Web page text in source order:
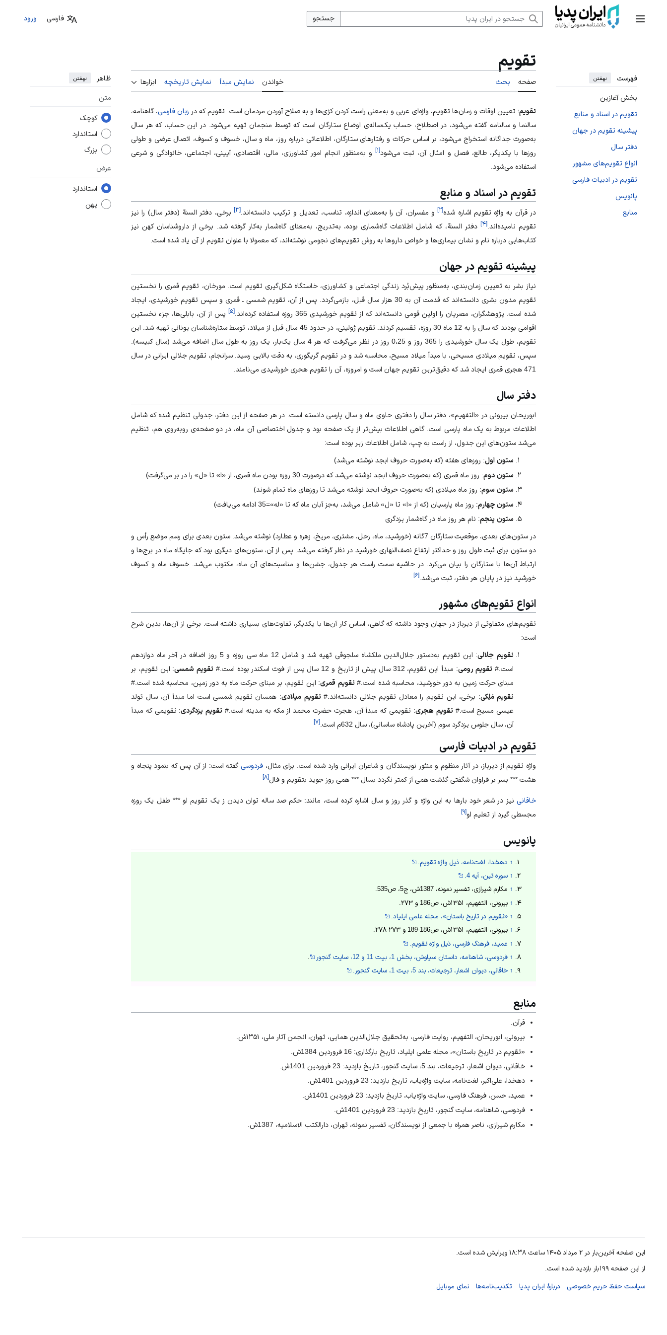
منوی اصلی
جستجو فارسی ورود
فهرست نهفتن
بخش آغازین
تقویم در اسناد و منابع
پیشینه تقویم در جهان
دفتر سال
انواع تقویم‌های مشهور
تقویم در ادبیات فارسی
پانویس
منابع
تقویم
صفحه بحث خواندن نمایش مبدأ نمایش تاریخچه ابزارها ظاهر نهفتن
متن
کوچک
استاندارد
بزرگ
عرض
استاندارد
پهن
تقویم؛ تعیین اوقات و زمان‌ها تقویم، واژه‌ای عربی و به‌معنی راست کردن کژی‌ها و به صلاح آوردن مردمان است. تقویم که در زبان فارسی، گاهنامه،
سالنما و سالنامه گفته می‌شود، در اصطلاح، حساب یک‌ساله‌ی اوضاع ستارگان است که توسط منجمان تهیه می‌شود. در این حساب، که هر سال
به‌صورت جداگانه استخراج می‌شود، بر اساس حرکات و رفتارهای ستارگان، اطلاعاتی درباره روز، ماه و سال، خسوف و کسوف، اتصال عرضی و طولی
روزها با یکدیگر، طالع، فصل و امثال آن، ثبت می‌شود[۱]و به‌منظور انجام امور کشاورزی، مالی، اقتصادی، آیینی، اجتماعی، خانوادگی و شرعی
استفاده می‌شود.
تقویم در اسناد و منابع
در قرآن به واژه تقویم اشاره شده[۲]و مفسران، آن را به‌معنای اندازه، تناسب، تعدیل و ترکیب دانسته‌اند.[۳]برخی، دفتر السنة (دفتر سال) را نیز
تقویم ناميده‌اند.[۴] دفتر السنة، که شامل اطلاعات گاه‌شماری بوده، به‌تدریج، به‌معنای گاه‌شمار به‌کار گرفته شد. برخی از داروشناسان کهن نیز
کتاب‌هایی درباره نام و نشان بیماری‌ها و خواص داروها به روش تقویم‌های نجومی نوشته‌اند، که معمولا با عنوان تقویم از آن یاد شده است.
پیشینه تقویم در جهان
نیاز بشر به تعیین زمان‌بندی، به‌منظور پیش‌بُرد زندگی اجتماعی و کشاورزی، خاستگاه شکل‌گیری تقویم است. مورخان، تقویم قمری را نخستین
تقویم مدون بشری دانسته‌اند که قدمت آن به 30 هزار سال قبل، بازمی‌گردد. پس از آن، تقویم شمسی ـ قمری و سپس تقویم خورشیدی، ایجاد
شده‌ است. پژوهشگران، مصریان را اولین قومی دانسته‌اند که از تقویم خورشیدی 365 روزه استفاده کرده‌اند.
[۵] پس از آن، بابلی‌ها، جزء نخستین
اقوامی بودند که سال را به 12 ماه 30 روزه، تقسیم کردند. تقویم ژولینی، در حدود 45 سال قبل از میلاد، توسط ستاره‌شناسان یونانی تهیه شد. این
تقویم، طول یک سال خورشیدی را 365 روز و 0،25 روز در نظر می‌گرفت که هر 4 سال یک‌بار، یک روز به طول سال اضافه می‌شد (سال کبیسه).
سپس، تقویم میلادی مسیحی، با مبدأ میلاد مسیح، محاسبه شد و در تقویم گریگوری، به دقت بالایی رسید. سرانجام، تقویم جلالی ایرانی در سال
471 هجری قمری ایجاد شد که دقیق‌ترین تقویم جهان است و امروزه، آن را تقویم هجری خورشیدی می‌نامند.
دفتر سال
ابوریحان بیرونی در «التفهیم»، دفتر سال را دفتری حاوی ماه و سال پارسی دانسته است. در هر صفحه از این دفتر، جدولی تنظیم شده که شامل
اطلاعات مربوط به یک ماه پارسی است. گاهی اطلاعات بیش‌تر از یک صفحه بود و جدول اختصاصی آن ماه، در دو صفحه‌ی روبه‌روی هم، تنظیم
می‌شد ستون‌های این جدول، از راست به چپ، شامل اطلاعات زیر بوده است:
ستون اول: روزهای هفته (که به‌صورت حروف ابجد نوشته می‌شد)
ستون دوم: روز ماه قمری (که به‌صورت حروف ابجد نوشته می‌شد که درصورت 30 روزه بودن ماه قمری، از «ا» تا «ل» را در بر می‌گرفت)
ستون سوم: روز ماه میلادی (که به‌صورت حروف ابجد نوشته می‌شد تا روزهای ماه تمام شوند)
ستون چهارم: روز ماه پارسیان (که از «ا» تا «ل» شامل می‌شد، به‌جز آبان ماه که تا «له»=35 ادامه می‌یافت)
ستون پنجم: نام هر روز ماه در گاه‌شمار یزدگری
در ستون‌های بعدی، موقعیت ستارگان 7گانه (خورشید، ماه، زحل، مشتری، مریخ، زهره و عطارد) نوشته می‌شد. ستون بعدی برای رسم موضع رأس و
دو ستون برای ثبت طول روز و حداکثر ارتفاع نصف‌النهاری خورشید در نظر گرفته می‌شد. پس از آن، ستون‌های دیگری بود که جایگاه ماه در برج‌ها و
ارتباط آن‌ها با ستارگان را بیان می‌کرد. در حاشیه سمت راست هر جدول، جشن‌ها و مناسبت‌های آن ماه، مکتوب می‌شد. خسوف ماه و کسوف
خورشید نیز در پایان هر دفتر، ثبت می‌شد. [۶]
انواع تقویم‌های مشهور
تقویم‌های متفاوتی از دیرباز در جهان وجود داشته که گاهی، اساس کار آن‌ها با یکدیگر، تفاوت‌های بسیاری داشته است. برخی از آن‌ها، بدین شرح
است:
تقویم جلالی
: این تقویم به‌دستور جلال‌الدین ملکشاه سلجوقی تهیه شد و شامل 12 ماه سی روزه و 5 روز اضافه در آخر ماه دوازدهم
است.# تقویم رومی: مبدأ این تقویم، 312 سال پیش از تاریخ و 12 سال پس از فوت اسکندر بوده است.# تقویم شمسی: این تقویم، بر
مبنای حرکت زمین به دور خورشید، محاسبه شده است.# تقویم قمری: این تقویم، بر مبنای حرکت ماه به دور زمین، محاسبه شده است.#
تقویم مَلِکی: برخی، این تقویم را معادل تقویم جلالی دانسته‌اند.# تقویم میلادی: همسان تقویم شمسی است اما مبدأ آن، سال تولد
عیسی مسیح است.# تقویم هجری: تقویمی که مبدأ آن، هجرت حضرت محمد از مکه به مدینه است.# تقویم یزدگردی: تقویمی که مبدأ
آن، سال جلوس یزدگرد سوم (آخرین پادشاه ساسانی)، سال 632م است.
[۷]
تقویم در ادبیات فارسی
واژه تقویم از دیرباز، در آثار منظوم و منثور نویسندگان و شاعران ایرانی وارد شده است. برای مثال، فردوسی گفته است: از آن پس که بنمود پنجاه و
هشت *** بسر بر فراوان شگفتی گذشت همی آز کمتر نگردد بسال *** همی روز جوید بتقویم و فال[۸]
خاقانی نیز در شعر خود بارها به این واژه و گذر روز و سال اشاره کرده است، مانند: حکم صد ساله توان دیدن ز یک تقویم او *** طفل یک روزه
مجسطی گیرد از تعلیم او[۹]
پانویس
↑ دهخدا، لغت‌نامه، ذیل واژه تقویم.
↑ سوره تین، آیه 4.
↑ مکارم شیرازی، تفسیر نمونه، 1387ش، ج5، ص535.
↑ بیرونی، التفهیم، ۱۳۵۱ش، ص186 و ۲۷۳.
↑ «تقویم در تاریخ باستان»، مجله علمی ایلیاد.
↑ بیرونی، التفهیم، ۱۳۵۱ش، ص186-189 و ۲۷۳-۲۷۸.
↑ عمید، فرهنگ فارسی، ذیل واژه تقویم.
↑ فردوسی، شاهنامه، داستان سیاوش، بخش 1، بیت 11 و 12، سایت گنجور
↑ خاقانی، دیوان اشعار، ترجیعات، بند 5، بیت 1، سایت گنجور.
منابع
قرآن.
بیرونی، ابوریحان، التفهیم، روایت فارسی، به‌تحقیق جلال‌الدین همایی، تهران، انجمن آثار ملی، ۱۳۵۱ش.
«تقویم در تاریخ باستان»، مجله علمی ایلیاد، تاریخ بارگذاری: 16 فروردین 1384ش.
خاقانی، دیوان اشعار، ترجیعات، بند 5، سایت گنجور، تاریخ بازدید: 23 فروردین 1401ش.
دهخدا، علی‌اکبر، لغت‌نامه، سایت واژه‌یاب، تاریخ بازدید: 23 فروردین 1401ش.
عمید، حسن، فرهنگ فارسی، سایت واژه‌یاب، تاریخ بازدید: 23 فروردین 1401ش.
فردوسی، شاهنامه، سایت گنجور، تاریخ بازدید: 23 فروردین 1401ش.
مکارم شیرازی، ناصر همراه با جمعی از نویسندگان، تفسیر نمونه، تهران، دارالکتب الاسلامیه، 1387ش.
این صفحه آخرین‌بار در ۲ مرداد ۱۴۰۵ ساعت ۱۸:۳۸ ویرایش شده است.
از این صفحه ۱۹۹بار بازدید شده است.
سیاست حفظ حریم خصوصی دربارهٔ ایران پدیا تکذیب‌نامه‌ها نمای موبایل